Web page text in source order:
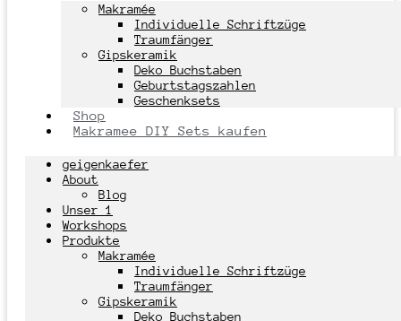
Makramée
Individuelle Schriftzüge
Traumfänger
Gipskeramik
Deko Buchstaben
Geburtstagszahlen
Geschenksets
Shop
Makramee DIY Sets kaufen
geigenkaefer
About
Blog
Unser 1
Workshops
Produkte
Makramée
Individuelle Schriftzüge
Traumfänger
Gipskeramik
Deko Buchstaben